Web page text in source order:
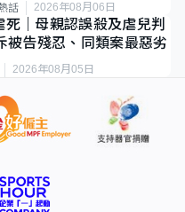
話 2026年08月06日
死｜母親認誤殺及虐兒判
告殘忍、同類案最惡劣
2026年08月05日